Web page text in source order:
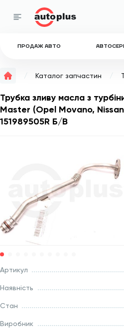
ПРОДАЖ АВТО
Каталог запчастин
Трубка зливу масла з
Master (Opel Movano,
151989505R Б/В
Артикул
Наявність
Стан
Виробник